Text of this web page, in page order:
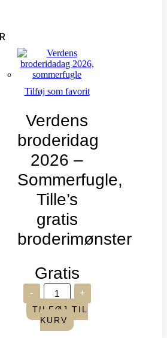
Tilføj som favorit
Verdens
broderidag
2026 –
Sommerfugle,
Tille’s
gratis
broderimønster
Gratis
-
Verdens
broderidag
2026
-
Sommerfugle,
+
TILFØJ TIL
KURV